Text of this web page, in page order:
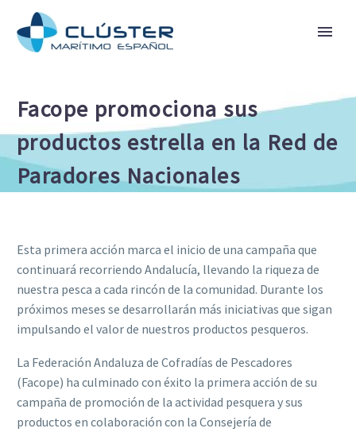
Facope promociona sus
productos estrella en la Red de
Paradores Nacionales
Esta primera acción marca el inicio de una campaña que
continuará recorriendo Andalucía, llevando la riqueza de
nuestra pesca a cada rincón de la comunidad. Durante los
próximos meses se desarrollarán más iniciativas que sigan
impulsando el valor de nuestros productos pesqueros.
La Federación Andaluza de Cofradías de Pescadores
(Facope) ha culminado con éxito la primera acción de su
campaña de promoción de la actividad pesquera y sus
productos en colaboración con la Consejería de